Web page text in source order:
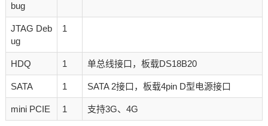
bug
JTAG Deb
ug
1
HDQ 1 单总线接口，板载DS18B20
SATA 1 SATA 2接口，板载4pin D型电源接口
mini PCIE 1 支持3G、4G